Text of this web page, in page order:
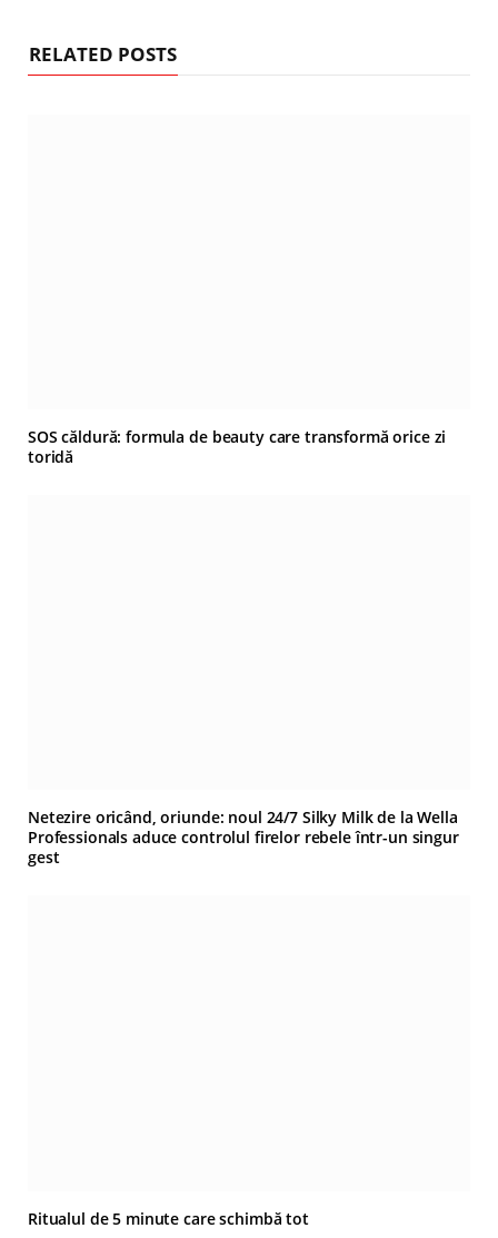
RELATED POSTS
SOS căldură: formula de beauty care transformă orice zi
toridă
Netezire oricând, oriunde: noul 24/7 Silky Milk de la Wella
Professionals aduce controlul firelor rebele într-un singur
gest
Ritualul de 5 minute care schimbă tot